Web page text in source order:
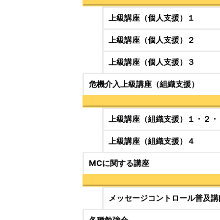
上級講座（個人支援）１
上級講座（個人支援）２
上級講座（個人支援）３
危機介入上級講座（組織支援）
上級講座（組織支援）１・２・
上級講座（組織支援）４
MCに関する講座
メッセージコントロール普及